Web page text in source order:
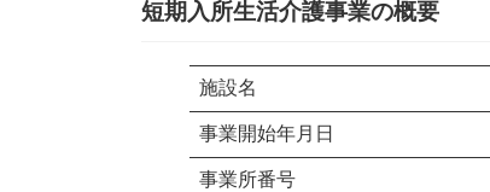
短期入所生活介護事業の概要
施設名
事業開始年月日
事業所番号